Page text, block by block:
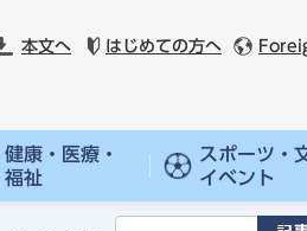
本文へ はじめての方へ
健康・医療・
福祉
スポーツ・
イベント